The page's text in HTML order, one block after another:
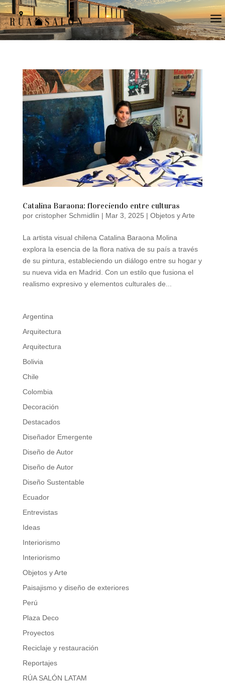
a
Catalina Baraona: floreciendo entre culturas
por cristopher Schmidlin | Mar 3, 2025 | Objetos y Arte
La artista visual chilena Catalina Baraona Molina
explora la esencia de la flora nativa de su país a través
de su pintura, estableciendo un diálogo entre su hogar y
su nueva vida en Madrid. Con un estilo que fusiona el
realismo expresivo y elementos culturales de...
Argentina
Arquitectura
Arquitectura
Bolivia
Chile
Colombia
Decoración
Destacados
Diseñador Emergente
Diseño de Autor
Diseño de Autor
Diseño Sustentable
Ecuador
Entrevistas
Ideas
Interiorismo
Interiorismo
Objetos y Arte
Paisajismo y diseño de exteriores
Perú
Plaza Deco
Proyectos
Reciclaje y restauración
Reportajes
RÚA SALÓN LATAM